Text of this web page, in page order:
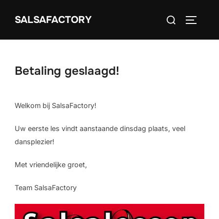
inhoud
SALSAFACTORY
Zoek
naar:
Betaling geslaagd!
Welkom bij SalsaFactory!
Uw eerste les vindt aanstaande dinsdag plaats, veel
dansplezier!
Met vriendelijke groet,
Team SalsaFactory